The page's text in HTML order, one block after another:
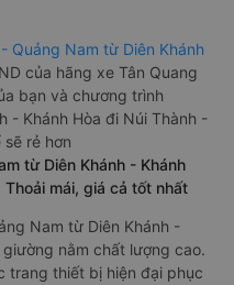
Quảng Nam từ Diên Khánh
của hãng xe Tân Quang
bạn và chương trình
- Khánh Hòa đi Núi Thành -
rẻ hơn
từ Diên Khánh - Khánh
mái, giá cả tốt nhất
Nam từ Diên Khánh -
nằm chất lượng cao.
trang thiết bị hiện đại phục